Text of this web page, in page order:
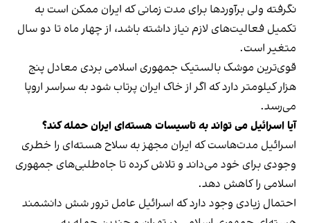
نگرفته ولی برآوردها برای مدت زمانی که ایران ممکن است به
تکمیل فعالیت‌های لازم نیاز داشته باشد، از چهار ماه تا دو سال
متغیر است.
قوی‌ترین موشک بالستیک جمهوری اسلامی بردی معادل پنج
هزار کیلومتر دارد که اگر از خاک ایران پرتاب شود به سراسر اروپا
می‌رسد.
آیا اسرائیل می تواند به تاسیسات هسته‌ای ایران حمله کند؟
اسرائیل مدت‌هاست که ایران مجهز به سلاح هسته‌ای را خطری
وجودی برای خود می‌داند و تلاش کرده تا جاه‌طلبی‌های جمهوری
اسلامی را کاهش دهد.
احتمال زیادی وجود دارد که اسرائیل عامل ترور شش دانشمند